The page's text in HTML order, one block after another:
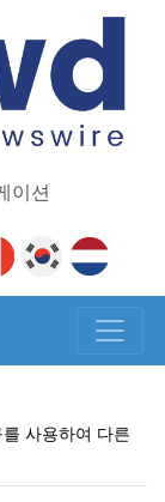
이션
사용하여 다른